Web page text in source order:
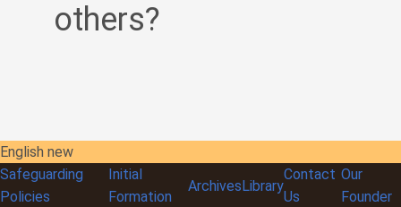
others?
English new
Safeguarding
Policies
Initial
Formation
ArchivesLibrary
Contact
Us
Our
Founder